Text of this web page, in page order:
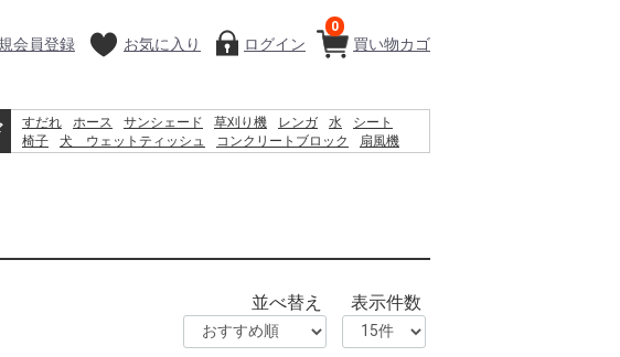
買い物カゴ
0
会員登録 お気に入り ログイン
すだれ ホース サンシェード 草刈り機 レンガ 水
シート
椅子
犬 ウェットティッシュ コンクリートブロック
扇風機
並べ替え 表示件数